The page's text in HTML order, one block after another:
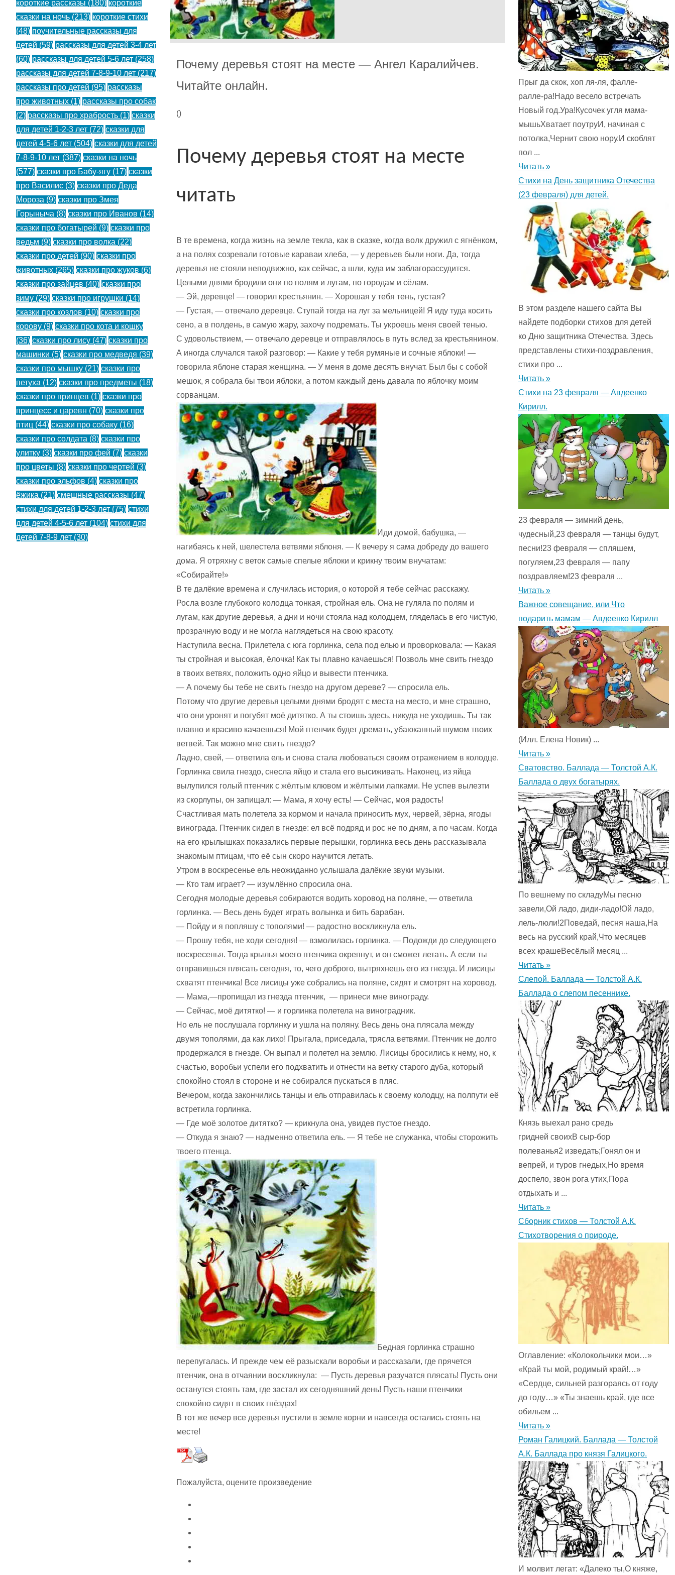
Почему деревья стоят на месте — Ангел Каралийчев.
Читайте онлайн.
()
Почему деревья стоят на месте
читать
В те времена, когда жизнь на земле текла, как в сказке, когда волк дружил с ягнёнком,
а на по­лях созревали готовые караваи хлеба, — у деревьев были ноги. Да, тогда
деревья не стояли неподвиж­но, как сейчас, а шли, куда им заблагорассудится.
Целыми днями бродили они по полям и лугам, по городам и сёлам.
— Эй, деревце! — говорил крестьянин. — Хоро­шая у тебя тень, густая?
— Густая, — отвечало деревце. Ступай тогда на луг за мельницей! Я иду ту­да косить
сено, а в полдень, в самую жару, захо­чу подремать. Ты укроешь меня своей тенью.
С удовольствием, — отвечало деревце и отпра­влялось в путь вслед за крестьянином.
А иногда случался такой разговор: — Какие у тебя румяные и сочные яблоки! —
говорила яблоне старая женщина. — У меня в доме десять внучат. Был бы с собой
мешок, я собрала бы твои яблоки, а потом каждый день давала по яблоч­ку моим
сорванцам.
Иди домой, бабушка, —
нагибаясь к ней, ше­лестела ветвями яблоня. — К вечеру я сама добреду до вашего
дома. Я отряхну с веток самые спелые яблоки и крикну твоим внучатам:
«Собирайте!»
В те далёкие времена и случилась история, о которой я тебе сейчас расскажу.
Росла возле глубокого колодца тонкая, стройная ель. Она не гуляла по полям и
лугам, как дру­гие деревья, а дни и ночи стояла над колодцем, гляделась в его чистую,
прозрачную воду и не мог­ла наглядеться на свою красоту.
Наступила весна. Прилетела с юга горлинка, се­ла под елью и проворковала: — Какая
ты стройная и высокая, ёлочка! Как ты плавно качаешься! Позволь мне свить гнездо
в твоих ветвях, положить одно яйцо и вывести птен­чика.
— А почему бы тебе не свить гнездо на другом дереве? — спросила ель.
Потому что другие деревья целыми днями бродят с места на место, и мне страшно,
что они уронят и погубят моё дитятко. А ты стоишь здесь, никуда не уходишь. Ты так
плавно и красиво ка­чаешься! Мой птенчик будет дремать, убаюканный шумом твоих
ветвей. Так можно мне свить гнездо?
Ладно, свей, — ответила ель и снова стала любоваться своим отражением в колодце.
Горлинка свила гнездо, снесла яйцо и стала его высиживать. Наконец, из яйца
вылупился голый птенчик с жёлтым клювом и жёлтыми лапками. Не успев вылезти
из скорлупы, он запищал: — Мама, я хочу есть! — Сейчас, моя радость!
Счастливая мать полетела за кормом и начала приносить мух, червей, зёрна, ягоды
винограда. Птенчик сидел в гнезде: ел всё подряд и рос не по дням, а по часам. Когда
на его крылышках по­казались первые перышки, горлинка весь день рас­сказывала
знакомым птицам, что её сын скоро на­учится летать.
Утром в воскресенье ель неожиданно услышала далёкие звуки музыки.
— Кто там играет? — изумлённо спросила она.
Сегодня молодые деревья собираются водить хоровод на поляне, — ответила
горлинка. — Весь день будет играть волынка и бить барабан.
— Пойду и я попляшу с тополями! — радостно воскликнула ель.
— Прошу тебя, не ходи сегодня! — взмолилась горлинка. — Подожди до следующего
воскресенья. Тогда крылья моего птенчика окрепнут, и он сможет летать. А если ты
отправишься плясать сегод­ня, то, чего доброго, вытряхнешь его из гнезда. И лисицы
схватят птенчика! Все лисицы уже собрались на поляне, сидят и смотрят на хоро­вод.
— Мама,—пропищал из гнезда птенчик, — при­неси мне винограду.
— Сейчас, моё дитятко! — и горлинка полетела на виноградник.
Но ель не послушала горлинку и ушла на поля­ну. Весь день она плясала между
двумя тополями, да как лихо! Прыгала, приседала, трясла ветвями. Птенчик не долго
продержался в гнезде. Он выпал и полетел на землю. Лисицы бросились к нему, но, к
счастью, воробьи успели его подхватить и отнес­ти на ветку старого дуба, который
спокойно стоял в стороне и не собирался пускаться в пляс.
Вечером, когда закончились танцы и ель отпра­вилась к своему колодцу, на полпути её
встретила горлинка.
— Где моё золотое дитятко? — крикнула она, увидев пустое гнездо.
— Откуда я знаю? — надменно ответила ель. — Я тебе не служанка, чтобы сторожить
твоего птен­ца.
Бедная горлинка страшно
перепугалась. И преж­де чем её разыскали воробьи и рассказали, где прячется
птенчик, она в отчаянии восклик­нула: — Пусть деревья разучатся плясать! Пусть они
останутся стоять там, где застал их сегодняшний день! Пусть наши птенчики
спокойно сидят в своих гнёздах!
В тот же вечер все деревья пустили в земле корни и навсегда остались стоять на
месте!
Пожалуйста, оцените произведение
короткие рассказы (180) короткие
сказки на ночь (213) короткие стихи
(48) поучительные рассказы для
детей (59) рассказы для детей 3-4 лет
(60) рассказы для детей 5-6 лет (258)
рассказы для детей 7-8-9-10 лет (217)
рассказы про детей (95) рассказы
про животных (1) рассказы про собак
(2) рассказы про храбрость (1) сказки
для детей 1-2-3 лет (72) сказки для
детей 4-5-6 лет (504) сказки для детей
7-8-9-10 лет (387) сказки на ночь
(577) сказки про Бабу-ягу (17) сказки
про Василис (3) сказки про Деда
Мороза (9) сказки про Змея
Горыныча (8) сказки про Иванов (14)
сказки про богатырей (9) сказки про
ведьм (9) сказки про волка (22)
сказки про детей (90) сказки про
животных (265) сказки про жуков (6)
сказки про зайцев (40) сказки про
зиму (29) сказки про игрушки (14)
сказки про козлов (10) сказки про
корову (9) сказки про кота и кошку
(36) сказки про лису (47) сказки про
машинки (5) сказки про медведя (39)
сказки про мышку (21) сказки про
петуха (12) сказки про предметы (18)
сказки про принцев (1) сказки про
принцесс и царевн (70) сказки про
птиц (44) сказки про собаку (16)
сказки про солдата (8) сказки про
улитку (3) сказки про фей (7) сказки
про цветы (8) сказки про чертей (3)
сказки про эльфов (4) сказки про
ёжика (21) смешные рассказы (47)
стихи для детей 1-2-3 лет (75) стихи
для детей 4-5-6 лет (104) стихи для
детей 7-8-9 лет (30)
Прыг да скок, хоп ля-ля, фалле-
ралле-ра!Надо весело встречать
Новый год.Ура!Кусочек угля мама-
мышьХватает поутруИ, начиная с
потолка,Чернит свою нору.И скоблят
пол ...
Читать »
Стихи на День защитника Отечества
(23 февраля) для детей.
В этом разделе нашего сайта Вы
найдете подборки стихов для детей
ко Дню защитника Отечества. Здесь
представлены стихи-поздравления,
стихи про ...
Читать »
Стихи на 23 февраля — Авдеенко
Кирилл.
23 февраля — зимний день,
чудесный,23 февраля — танцы будут,
песни!23 февраля — спляшем,
погуляем,23 февраля — папу
поздравляем!23 февраля ...
Читать »
Важное совещание, или Что
подарить мамам — Авдеенко Кирилл
(Илл. Елена Новик) ...
Читать »
Сватовство. Баллада — Толстой А.К.
Баллада о двух богатырях.
По вешнему по складуМы песню
завели,Ой ладо, диди-ладо!Ой ладо,
лель-люли!2Поведай, песня наша,На
весь на русский край,Что месяцев
всех крашеВесёлый месяц ...
Читать »
Слепой. Баллада — Толстой А.К.
Баллада о слепом песеннике.
Князь выехал рано средь
гридней своихВ сыр-бор
полеванья2 изведать;Гонял он и
вепрей, и туров гнедых,Но время
доспело, звон рога утих,Пора
отдыхать и ...
Читать »
Сборник стихов — Толстой А.К.
Стихотворения о природе.
Оглавление: «Колокольчики мои…»
«Край ты мой, родимый край!…»
«Сердце, сильней разгораясь от году
до году…» «Ты знаешь край, где все
обильем ...
Читать »
Роман Галицкий. Баллада — Толстой
А.К. Баллада про князя Галицкого.
И молвит легат: «Далеко ты,О княже,